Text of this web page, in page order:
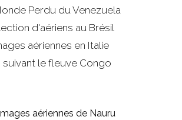
Perdu du Venezuela
d'aériens au Brésil
aériennes en Italie
suivant le fleuve Congo
Images aériennes de Nauru